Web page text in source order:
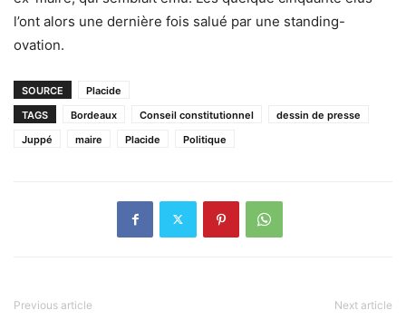
l’ont alors une dernière fois salué par une standing-
ovation.
SOURCE
Placide
TAGS
Bordeaux Conseil constitutionnel
dessin de presse
Juppé
maire Placide Politique
Previous article Next article